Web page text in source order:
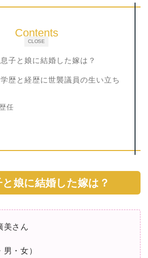
CLOSE
Contents
子と娘に結婚した嫁は？
歴と経歴に世襲議員の生い立ち
任
娘に結婚した嫁は？
美さん
・女）